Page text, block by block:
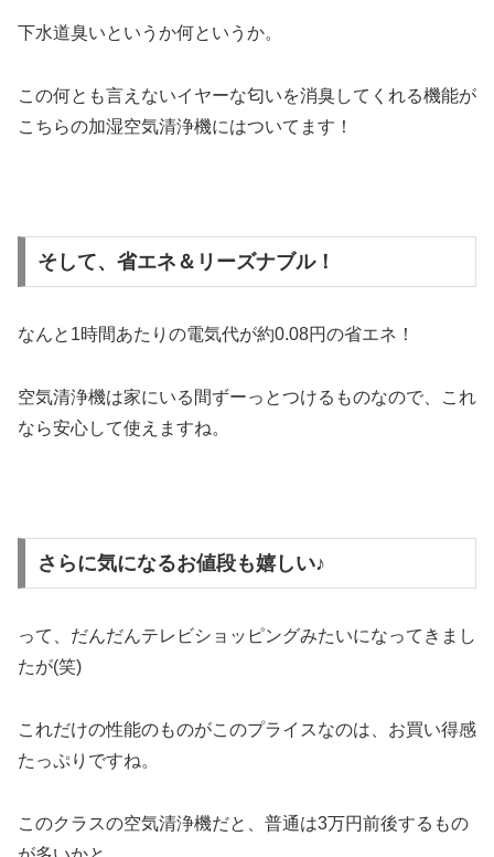
下水道臭いというか何というか。
この何とも言えないイヤーな匂いを消臭してくれる機能が
こちらの加湿空気清浄機にはついてます！
そして、省エネ＆リーズナブル！
なんと1時間あたりの電気代が約0.08円の省エネ！
空気清浄機は家にいる間ずーっとつけるものなので、これ
なら安心して使えますね。
さらに気になるお値段も嬉しい♪
って、だんだんテレビショッピングみたいになってきまし
たが(笑)
これだけの性能のものがこのプライスなのは、お買い得感
たっぷりですね。
このクラスの空気清浄機だと、普通は3万円前後するもの